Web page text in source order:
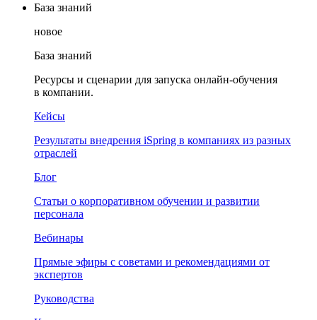
База знаний
новое
База знаний
Ресурсы и сценарии для запуска онлайн-обучения
в компании.
Кейсы
Результаты внедрения iSpring в компаниях из разных
отраслей
Блог
Статьи о корпоративном обучении и развитии
персонала
Вебинары
Прямые эфиры с советами и рекомендациями от
экспертов
Руководства